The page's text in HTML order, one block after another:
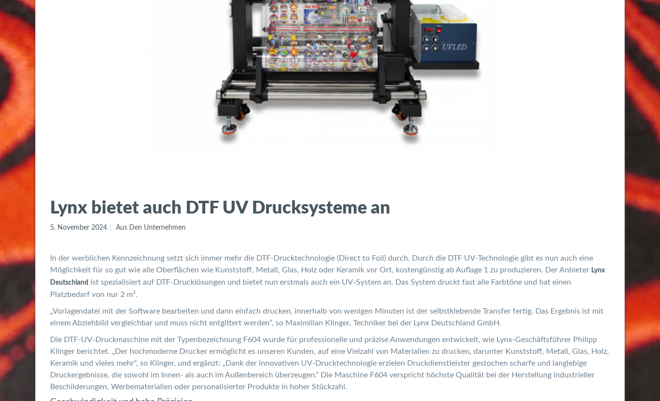
Lynx bietet auch DTF UV Drucksysteme an
5. November 2024 Aus Den Unternehmen
In der werblichen Kennzeichnung setzt sich immer mehr die DTF-Drucktechnologie (Direct to Foil) durch. Durch die DTF UV-Technologie gibt es nun auch eine
Möglichkeit für so gut wie alle Oberflächen wie Kunststoff, Metall, Glas, Holz oder Keramik vor Ort, kostengünstig ab Auflage 1 zu produzieren. Der Anbieter Lynx
Deutschland ist spezialisiert auf DTF-Drucklösungen und bietet nun erstmals auch ein UV-System an. Das System druckt fast alle Farbtöne und hat einen
Platzbedarf von nur 2 m².
„Vorlagendatei mit der Software bearbeiten und dann einfach drucken, innerhalb von wenigen Minuten ist der selbstklebende Transfer fertig. Das Ergebnis ist mit
einem Abziehbild vergleichbar und muss nicht entgittert werden“, so Maximilian Klinger, Techniker bei der Lynx Deutschland GmbH.
Die DTF-UV-Druckmaschine mit der Typenbezeichnung F604 wurde für professionelle und präzise Anwendungen entwickelt, wie Lynx-Geschäftsführer Philipp
Klinger berichtet. „Der hochmoderne Drucker ermöglicht es unseren Kunden, auf eine Vielzahl von Materialien zu drucken, darunter Kunststoff, Metall, Glas, Holz,
Keramik und vieles mehr“, so Klinger, und ergänzt: „Dank der innovativen UV-Drucktechnologie erzielen Druckdienstleister gestochen scharfe und langlebige
Druckergebnisse, die sowohl im Innen- als auch im Außenbereich überzeugen.“ Die Maschine F604 verspricht höchste Qualität bei der Herstellung industrieller
Beschilderungen, Werbematerialien oder personalisierter Produkte in hoher Stückzahl.